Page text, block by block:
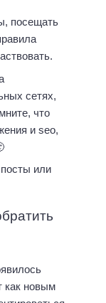
посещать
сетях,
что
и seo,
или
как новым